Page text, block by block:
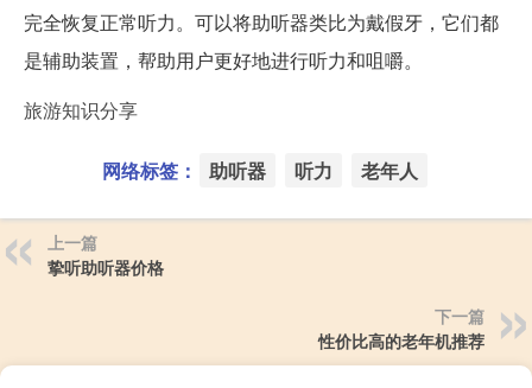
完全恢复正常听力。可以将助听器类比为戴假牙，它们都
是辅助装置，帮助用户更好地进行听力和咀嚼。
旅游知识分享
网络标签： 助听器 听力 老年人
上一篇
挚听助听器价格
下一篇
性价比高的老年机推荐